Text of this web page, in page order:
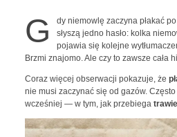
G
dy niemowlę zaczyna płakać
słyszą jedno hasło: kolka
pojawia się kolejne
Brzmi znajomo. Ale czy to zawsze cała
Coraz więcej obserwacji pokazuje, że
nie musi zaczynać się od gazów.
wcześniej — w tym, jak przebiega